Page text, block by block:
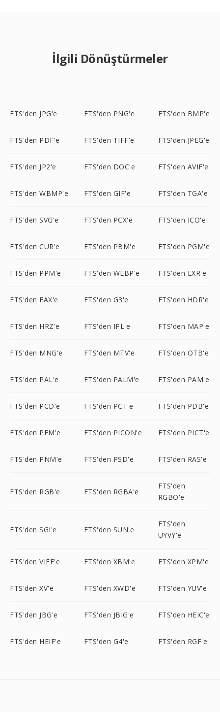
İlgili Dönüştürmeler
FTS'den JPG'e FTS'den PNG'e FTS'den BMP'e
FTS'den PDF'e FTS'den TIFF'e FTS'den JPEG'e
FTS'den JP2'e FTS'den DOC'e FTS'den AVIF'e
FTS'den WBMP'e FTS'den GIF'e FTS'den TGA'e
FTS'den SVG'e FTS'den PCX'e FTS'den ICO'e
FTS'den CUR'e FTS'den PBM'e FTS'den PGM'e
FTS'den PPM'e FTS'den WEBP'e FTS'den EXR'e
FTS'den FAX'e FTS'den G3'e FTS'den HDR'e
FTS'den HRZ'e FTS'den IPL'e FTS'den MAP'e
FTS'den MNG'e FTS'den MTV'e FTS'den OTB'e
FTS'den PAL'e FTS'den PALM'e FTS'den PAM'e
FTS'den PCD'e FTS'den PCT'e FTS'den PDB'e
FTS'den PFM'e FTS'den PICON'e FTS'den PICT'e
FTS'den PNM'e FTS'den PSD'e FTS'den RAS'e
FTS'den RGB'e FTS'den RGBA'e
FTS'den
RGBO'e
FTS'den SGI'e FTS'den SUN'e
FTS'den
UYVY'e
FTS'den VIFF'e FTS'den XBM'e FTS'den XPM'e
FTS'den XV'e FTS'den XWD'e FTS'den YUV'e
FTS'den JBG'e FTS'den JBIG'e FTS'den HEIC'e
FTS'den HEIF'e FTS'den G4'e FTS'den RGF'e